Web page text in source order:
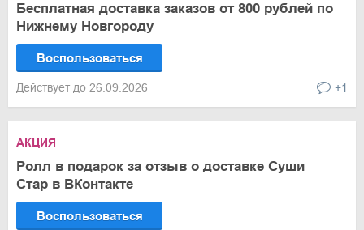
Бесплатная доставка заказов от 800 рублей по
Нижнему Новгороду
Воспользоваться
Действует до 26.09.2026 +1
АКЦИЯ
Ролл в подарок за отзыв о доставке Суши
Стар в ВКонтакте
Воспользоваться